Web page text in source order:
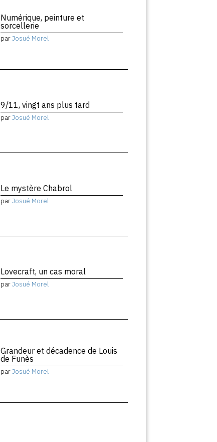
Numérique, peinture et
sorcellerie
parJosué Morel
9/11, vingt ans plus tard
parJosué Morel
Le mystère Chabrol
parJosué Morel
Lovecraft, un cas moral
parJosué Morel
Grandeur et décadence de Louis
de Funès
parJosué Morel